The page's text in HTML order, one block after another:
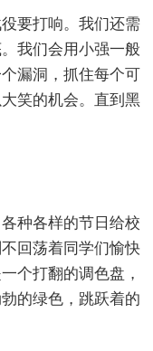
要打响。我们还需
我们会用小强一般
漏洞，抓住每个可
笑的机会。直到黑
种各样的节日给校
回荡着同学们愉快
个打翻的调色盘，
的绿色，跳跃着的